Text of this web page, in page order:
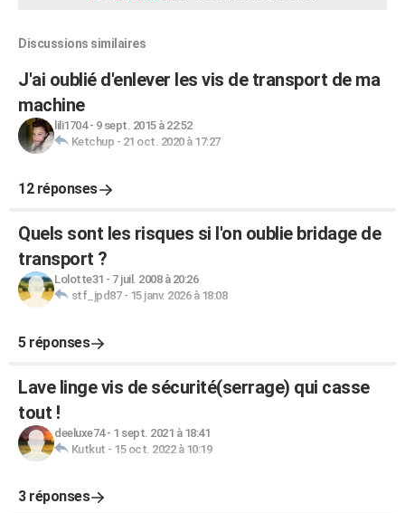
Discussions similaires
J'ai oublié d'enlever les vis de transport de ma
machine
lili1704- 9 sept. 2015 à 22:52
Ketchup - 21 oct. 2020 à 17:27
12 réponses
Quels sont les risques si l'on oublie bridage de
transport ?
Lolotte31 - 7 juil. 2008 à 20:26
stf_jpd87- 15 janv. 2026 à 18:08
5 réponses
Lave linge vis de sécurité(serrage) qui casse
tout !
deeluxe74- 1 sept. 2021 à 18:41
Kutkut - 15 oct. 2022 à 10:19
3 réponses